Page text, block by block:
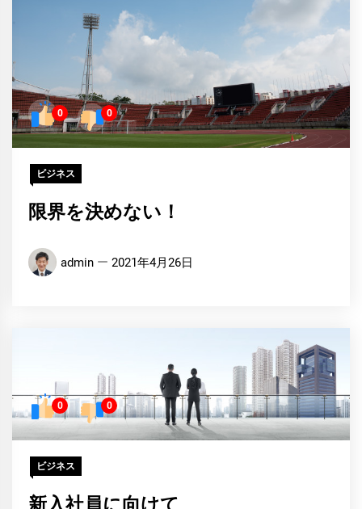
0 0
ビジネス
限界を決めない！
admin 2021年4月26日
0 0
ビジネス
新入社員に向けて